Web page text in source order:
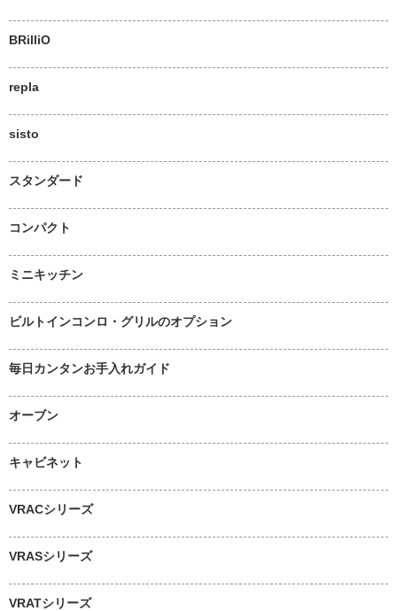
BRilliO
repla
sisto
スタンダード
コンパクト
ミニキッチン
ビルトインコンロ・グリルのオプション
毎日カンタンお手入れガイド
オーブン
キャビネット
VRACシリーズ
VRASシリーズ
VRATシリーズ